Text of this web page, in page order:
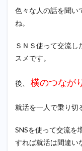
色々な人の話を聞い
ね。
ＳＮＳ使って交流し
スメです。
後、 横のつなが
就活を一人で乗り切
SNSを使って交流を
すれば就活は間違い